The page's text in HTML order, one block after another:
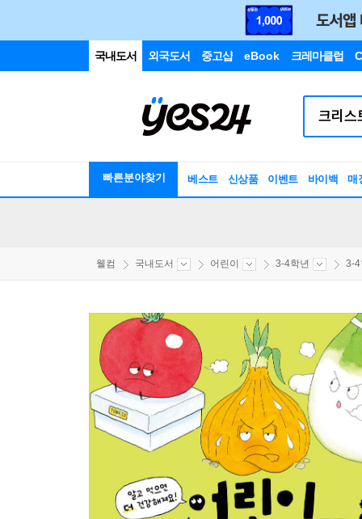
국내도서 외국도서 중고샵 eBook 크레마클럽
빠른분야찾기 베스트 신상품 이벤트 바이백 매
웰컴 국내도서 어린이 3-4학년 3-4